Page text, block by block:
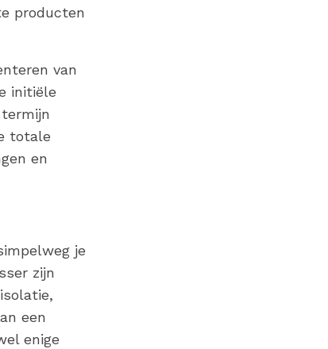
producten
van
initiële
totale
en
je
zijn
een
enige